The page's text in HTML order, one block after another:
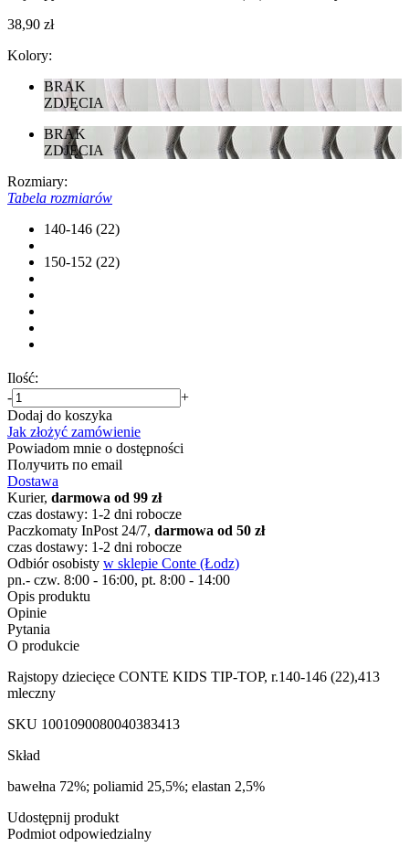
38,90 zł
Kolory:
BRAK
ZDJĘCIA
BRAK
ZDJĘCIA
Rozmiary:
Tabela rozmiarów
140-146 (22)
150-152 (22)
Ilość:
-
+
Dodaj do koszyka
Jak złożyć zamówienie
Powiadom mnie o dostępności
Получить по email
Dostawa
Kurier, darmowa od 99 zł
czas dostawy: 1-2 dni robocze
Paczkomaty InPost 24/7, darmowa od 50 zł
czas dostawy: 1-2 dni robocze
Odbiór osobisty w sklepie Conte (Łodz)
pn.- czw. 8:00 - 16:00, pt. 8:00 - 14:00
Opis produktu
Opinie
Pytania
O produkcie
Rajstopy dziecięce CONTE KIDS TIP-TOP, r.140-146 (22),413
mleczny
SKU 1001090080040383413
Skład
bawełna 72%; poliamid 25,5%; elastan 2,5%
Udostępnij produkt
Podmiot odpowiedzialny